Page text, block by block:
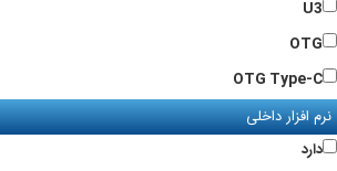
U3
OTG
OTG Type-C
نرم افزار داخلی
دارد